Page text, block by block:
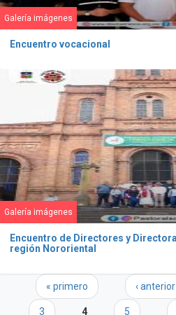
Galería imágenes
Encuentro vocacional
Galería imágenes
Encuentro de Directores y
región Nororiental
Páginas
« primero ‹ anterior
3 4 5